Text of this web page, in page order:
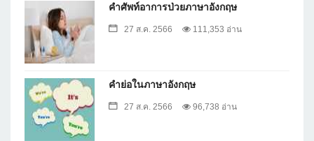
คำศัพท์อาการป่วยภาษาอังกฤษ
27 ส.ค. 2566 111,353 อ่าน
คำย่อในภาษาอังกฤษ
27 ส.ค. 2566 96,738 อ่าน